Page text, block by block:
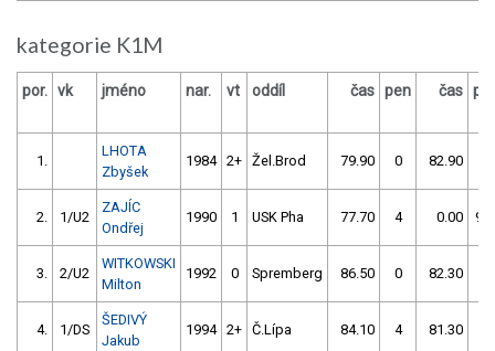
kategorie K1M
por. vk jméno nar. vt oddíl čas pen čas
1.
LHOTA
Zbyšek
1984 2+ Žel.Brod 79.90 0 82.90
2. 1/U2
ZAJÍC
Ondřej
1990 1 USK Pha 77.70 4 0.00
3. 2/U2
WITKOWSKI
Milton
1992 0 Spremberg 86.50 0 82.30
4. 1/DS
ŠEDIVÝ
Jakub
1994 2+ Č.Lípa 84.10 4 81.30